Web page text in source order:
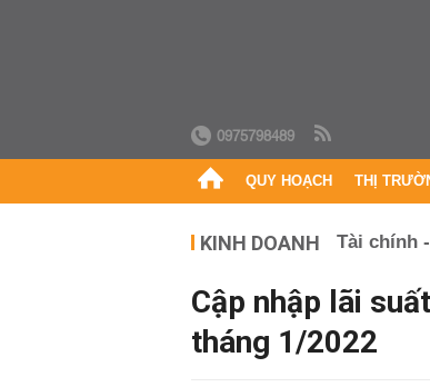
0975798489
QUY HOẠCH THỊ
KINH DOANH Tài chính
Cập nhập lãi
tháng 1/2022